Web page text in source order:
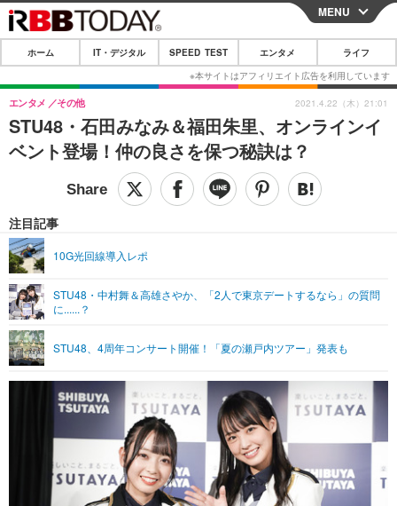
CLOSE
ホーム
IT・デジタル
IT・デジタルTOP スマートフォン
ショッピング その他
SPEED TEST
エンタメTOP 映画・ドラマ
グラビア
ショッピング その他
ライフTOP
その他
リリース一覧
プッシュ通知の停止方法
MENU
ホーム IT・デジタル SPEED TEST エンタメ ライフ
STU48・石田みなみ＆福田朱里、オンラインイ
ベント登場！仲の良さを保つ秘訣は？
エンタメ その他
注目記事
10G光回線導入レポ
STU48・中村舞＆高雄さやか、「2人で東京デートするなら」の質問
に......？
STU48、4周年コンサート開催！「夏の瀬戸内ツアー」発表も
2021.4.22（木）21:01